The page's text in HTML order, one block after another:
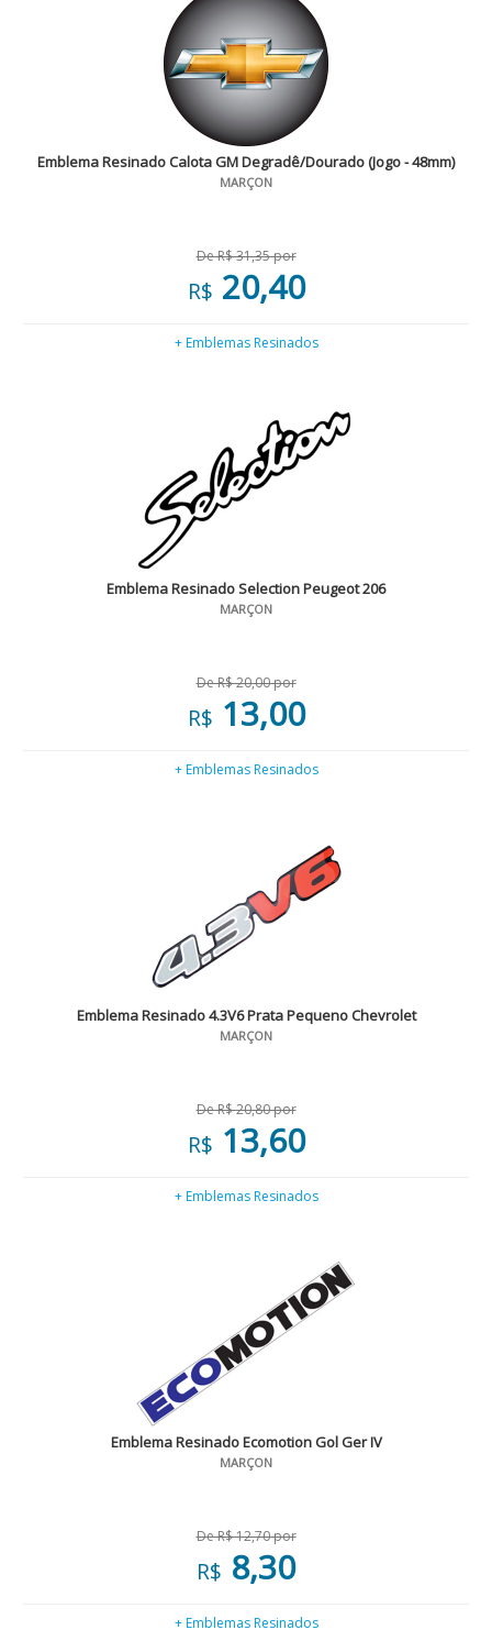
Emblema Resinado Calota GM Degradê/Dourado (Jogo - 48mm)
MARÇON
De R$ 31,35 por
R$ 20,40
+ Emblemas Resinados
Emblema Resinado Selection Peugeot 206
MARÇON
De R$ 20,00 por
R$ 13,00
+ Emblemas Resinados
Emblema Resinado 4.3V6 Prata Pequeno Chevrolet
MARÇON
De R$ 20,80 por
R$ 13,60
+ Emblemas Resinados
Emblema Resinado Ecomotion Gol Ger IV
MARÇON
De R$ 12,70 por
R$ 8,30
+ Emblemas Resinados